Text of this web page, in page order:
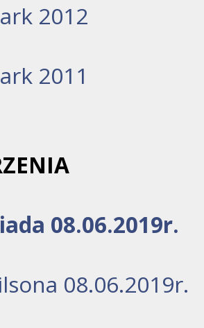
2012
2011
08.06.2019r.
08.06.2019r.